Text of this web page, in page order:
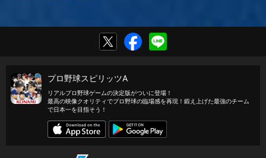
プロ野球スピリッツA
リアルプロ野球ゲームの決定版がついに登場！
最高の映像クオリティでプロ野球の臨場感を再現！鍛え上げた最強のチーム
で日本一を目指そう！